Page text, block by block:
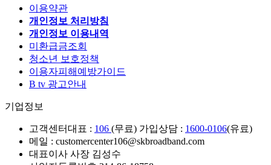
이용약관
개인정보 처리방침
개인정보 이용내역
미환급금조회
청소년 보호정책
이용자피해예방가이드
B tv 광고안내
기업정보
고객센터대표 : 106 (무료) 가입상담 : 1600-0106(유료)
메일 : customercenter106@skbroadband.com
대표이사 사장 김성수